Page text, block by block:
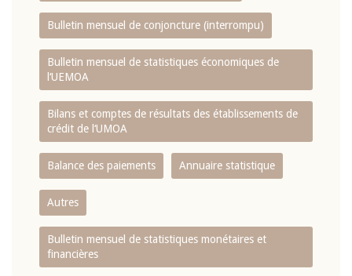
Bulletin mensuel de conjoncture (interrompu)
Bulletin mensuel de statistiques économiques de
l‘UEMOA
Bilans et comptes de résultats des établissements de
crédit de l‘UMOA
Balance des paiements Annuaire statistique
Autres
Bulletin mensuel de statistiques monétaires et
financières